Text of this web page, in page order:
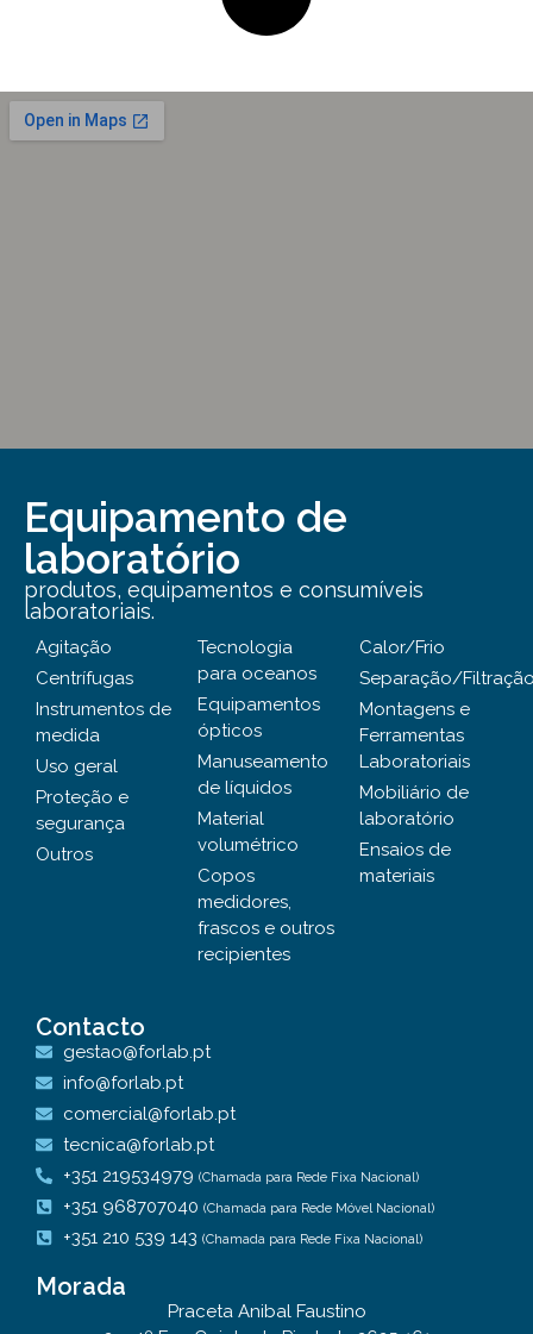
Equipamento de
laboratório
produtos, equipamentos e consumíveis
laboratoriais.
Agitação
Centrífugas
Instrumentos de
medida
Uso geral
Proteção e
segurança
Outros
Tecnologia
para oceanos
Equipamentos
ópticos
Manuseamento
de líquidos
Material
volumétrico
Copos
medidores,
frascos e outros
recipientes
Calor/Frio
Separação/
Montagens e
Ferramentas
Laboratoriais
Mobiliário de
laboratório
Ensaios de
materiais
Contacto
gestao@forlab.pt
info@forlab.pt
comercial@forlab.pt
tecnica@forlab.pt
+351 219534979 (Chamada para Rede Fixa Nacional)
+351 968707040 (Chamada para Rede Móvel Nacional)
+351 210 539 143 (Chamada para Rede Fixa Nacional)
Morada
Praceta Anibal Faustino